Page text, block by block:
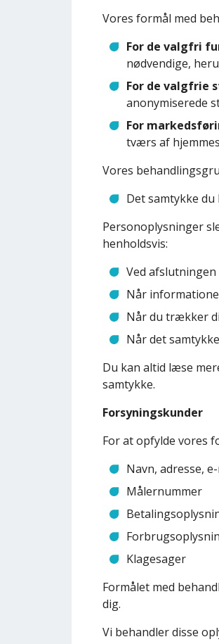
Vores formål med
For de valgfri
nødvendige,
For de valgfrie
anonymiserede
For
tværs af
Vores
Det samtykke
Personoplysninger
henholdsvis:
Ved
Når
Når du trækker
Når det
Du kan altid læse
samtykke.
Forsyningskunder
For at opfylde vores
Navn, adresse,
Målernummer
Klagesager
Formålet med
dig.
Vi behandler disse